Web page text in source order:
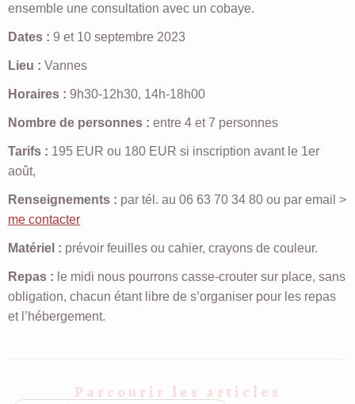
ensemble une consultation avec un cobaye.
Dates : 9 et 10 septembre 2023
Lieu : Vannes
Horaires : 9h30-12h30, 14h-18h00
Nombre de personnes : entre 4 et 7 personnes
Tarifs : 195 EUR ou 180 EUR si inscription avant le 1er
août,
Renseignements : par tél. au 06 63 70 34 80 ou par email >
me contacter
Matériel : prévoir feuilles ou cahier, crayons de couleur.
Repas : le midi nous pourrons casse-crouter sur place, sans
obligation, chacun étant libre de s’organiser pour les repas
et l’hébergement.
Parcourir les articles